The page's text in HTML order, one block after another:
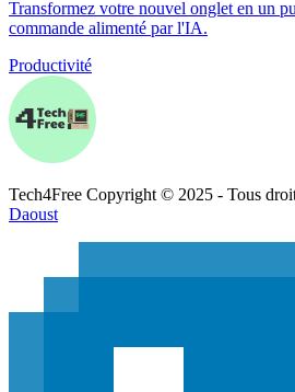
Transformez votre nouvel onglet en un
commande alimenté par l'IA.
Productivité
Tech4Free Copyright © 2025 - Tous
Daoust